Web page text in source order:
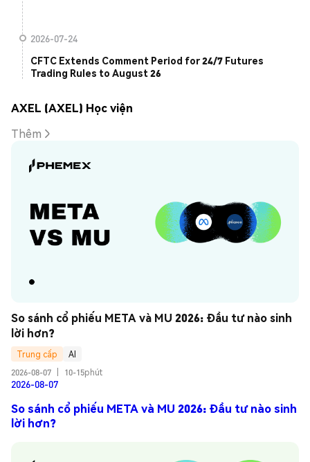
2026-07-24
CFTC Extends Comment Period for 24/7 Futures
Trading Rules to August 26
AXEL (AXEL) Học viện
Thêm
So sánh cổ phiếu META và MU 2026: Đầu tư nào sinh
lời hơn?
Trung cấp
AI
2026-08-07
10-15phút
2026-08-07
So sánh cổ phiếu META và MU 2026: Đầu tư nào sinh
lời hơn?